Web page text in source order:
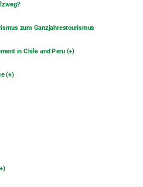
zum Ganzjahrestourismus
in Chile and Peru (+)
(+)